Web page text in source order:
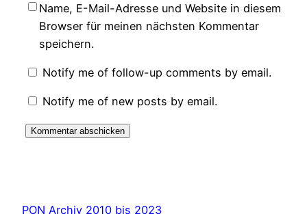
Name, E-Mail-Adresse und Website in diesem
Browser für meinen nächsten Kommentar
speichern.
Notify me of follow-up comments by email.
Notify me of new posts by email.
PON Archiv 2010 bis 2023